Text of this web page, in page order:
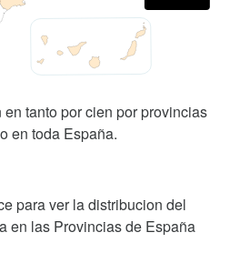
tanto por cien por provincias
en toda España.
para ver la distribucion del
en las Provincias de España